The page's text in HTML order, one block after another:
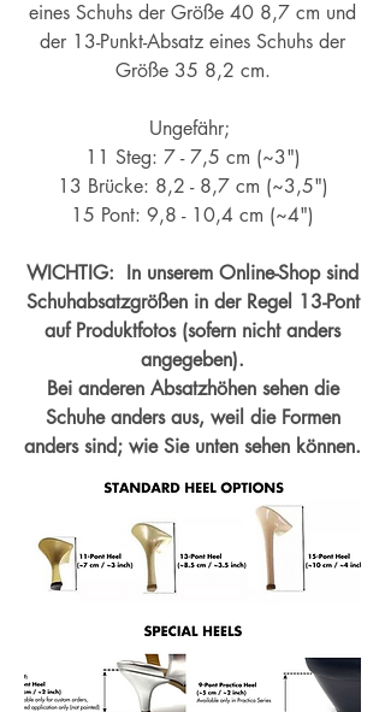
eines Schuhs der Größe 40 8,7 cm und
der 13-Punkt-Absatz eines Schuhs der
Größe 35 8,2 cm.
Ungefähr;
11 Steg: 7 - 7,5 cm (~3")
13 Brücke: 8,2 - 8,7 cm (~3,5")
15 Pont: 9,8 - 10,4 cm (~4")
WICHTIG: In unserem Online-Shop sind
Schuhabsatzgrößen in der Regel 13-Pont
auf Produktfotos (sofern nicht anders
angegeben).
Bei anderen Absatzhöhen sehen die
Schuhe anders aus, weil die Formen
anders sind; wie Sie unten sehen können.